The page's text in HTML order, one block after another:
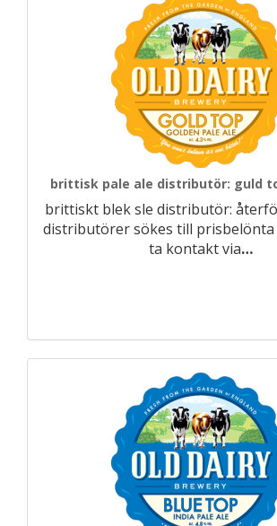
brittisk pale ale distributör: guld
brittiskt blek sle distributör:
distributörer sökes till
ta kontakt via…